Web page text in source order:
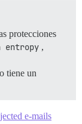
protecciones
entropy ,
tiene un
e-mails